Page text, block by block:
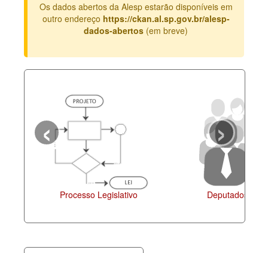
Legislação
Perguntas frequentes
Os dados abertos da Alesp estarão disponíveis em
outro endereço https://ckan.al.sp.gov.br/alesp-
dados-abertos (em breve)
Processo Legislativo Deputados
‹ ›